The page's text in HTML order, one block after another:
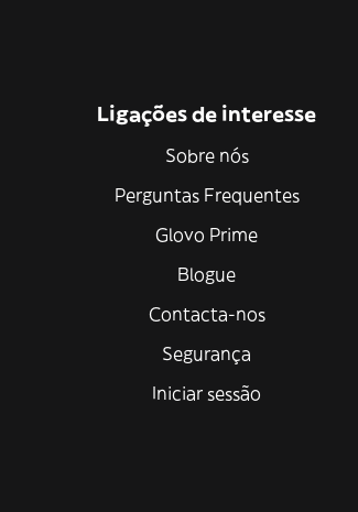
Ligações de interesse
Sobre nós
Perguntas Frequentes
Glovo Prime
Blogue
Contacta-nos
Segurança
Iniciar sessão